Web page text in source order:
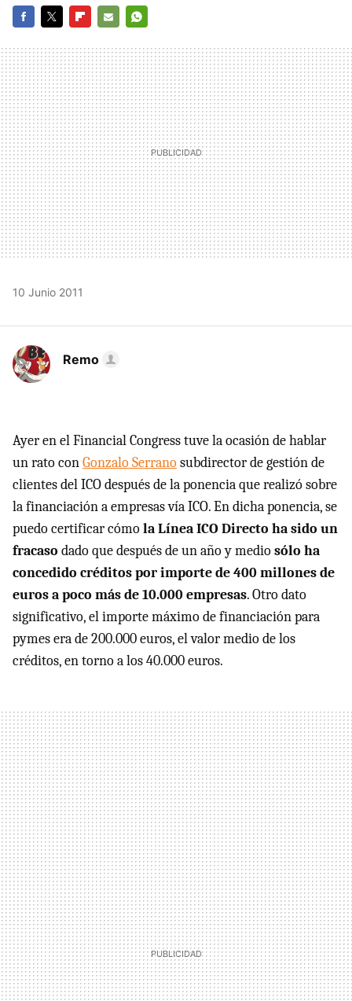
MAIL
10 Junio 2011
Remo
Ayer en el Financial Congress tuve la ocasión de hablar
un rato conGonzalo Serranosubdirector de gestión de
clientes delICOdespués de la ponencia que realizó sobre
la financiación a empresas víaICO. En dicha ponencia, se
puedo certificar cómola LíneaICODirecto ha sido un
fracaso dado que después de un año y mediosólo ha
concedido créditos por importe de 400 millones de
euros a poco más de 10.000 empresas. Otro dato
significativo, el importe máximo de financiación para
pymes era de 200.000 euros, el valor medio de los
créditos, en torno a los 40.000 euros.